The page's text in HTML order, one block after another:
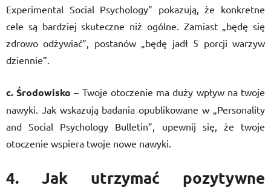
Experimental Social Psychology” pokazują, że konkretne
cele są bardziej skuteczne niż ogólne. Zamiast „będę się
zdrowo odżywiać”, postanów „będę jadł 5 porcji warzyw
dziennie”.
c. Środowisko – Twoje otoczenie ma duży wpływ na twoje
nawyki. Jak wskazują badania opublikowane w „Personality
and Social Psychology Bulletin”, upewnij się, że twoje
otoczenie wspiera twoje nowe nawyki.
4. Jak utrzymać pozytywne